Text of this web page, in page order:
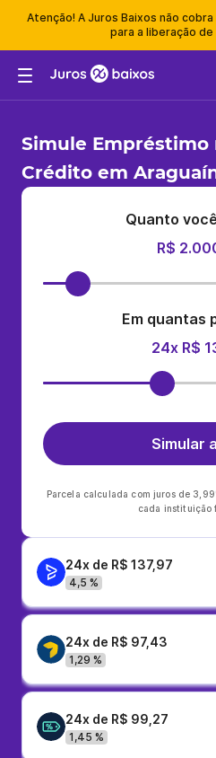
Atenção! A Juros Baixos não
para a liberação
Simule Empréstimo
Crédito em
Quanto
R$
Em quantas
24x R$
Simular
Parcela calculada com juros de
cada instituição
24x de R$ 137,97
4,5 %
24x de R$ 97,43
1,29 %
24x de R$ 99,27
1,45 %